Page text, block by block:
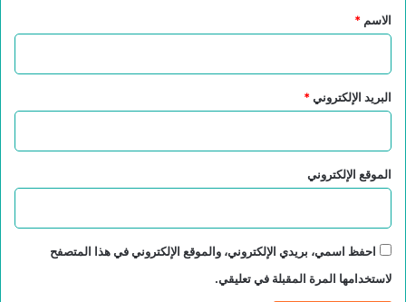
*
الاسم *
البريد الإلكتروني*
الموقع الإلكتروني
احفظ اسمي، بريدي الإلكتروني، والموقع الإلكتروني في هذا المتصفح
لاستخدامها المرة المقبلة في تعليقي.